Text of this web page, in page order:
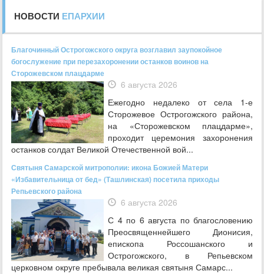
НОВОСТИ ЕПАРХИИ
Благочинный Острогожского округа возглавил заупокойное
богослужение при перезахоронении останков воинов на
Сторожевском плацдарме
6 августа 2026
Ежегодно недалеко от села 1-е
Сторожевое Острогожского района,
на «Сторожевском плацдарме»,
проходит церемония захоронения
останков солдат Великой Отечественной вой...
Святыня Самарской митрополии: икона Божией Матери
«Избавительница от бед» (Ташлинская) посетила приходы
Репьевского района
6 августа 2026
С 4 по 6 августа по благословению
Преосвященнейшего Дионисия,
епископа Россошанского и
Острогожского, в Репьевском
церковном округе пребывала великая святыня Самарс...